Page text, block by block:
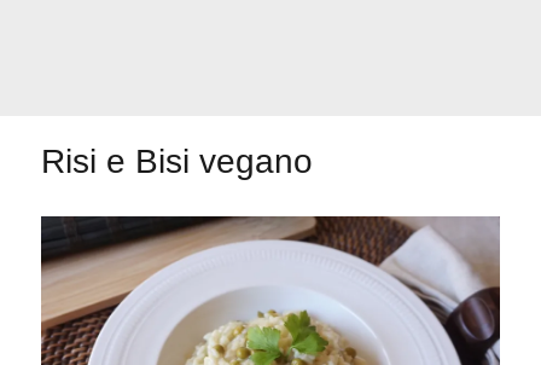
Las Hamburguesas
Risi e Bisi vegano